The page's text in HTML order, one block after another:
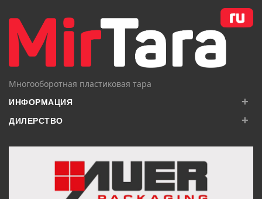
Многооборотная пластиковая тара
ИНФОРМАЦИЯ +
ДИЛЕРСТВО +